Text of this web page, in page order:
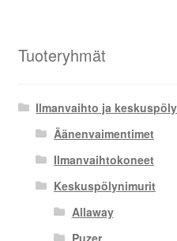
Tuoteryhmät
Ilmanvaihto ja
Äänenvaimentimet
Ilmanvaihtokoneet
Keskuspölynimurit
Allaway
Puzer